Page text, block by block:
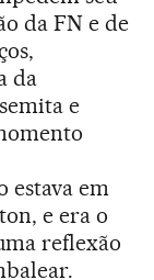
da FN e de
da
e
estava em
e era o
reflexão